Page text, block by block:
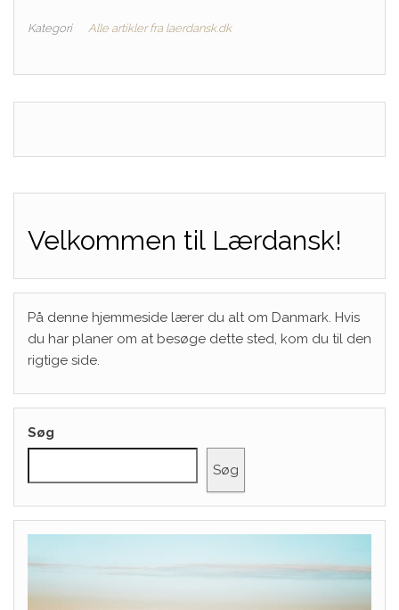
Kategori Alle artikler fra laerdansk.dk
Velkommen til Lærdansk!
På denne hjemmeside lærer du alt om Danmark. Hvis
du har planer om at besøge dette sted, kom du til den
rigtige side.
Søg
Søg